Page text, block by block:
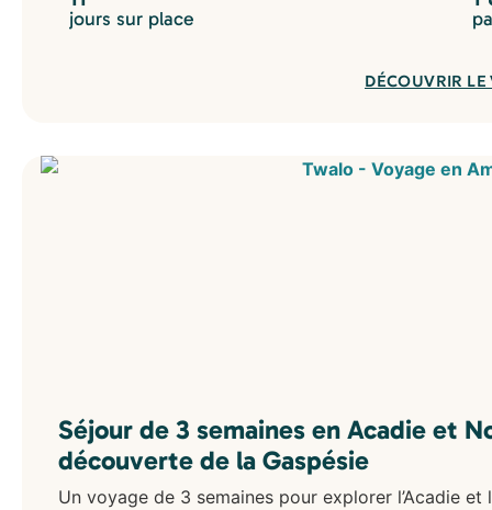
jours sur place
DÉCOUVRIR LE
Séjour de 3 semaines en Acadie et
découverte de la Gaspésie
Un voyage de 3 semaines pour explorer l’Acadie